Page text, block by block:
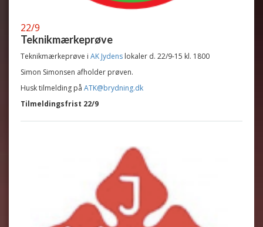
22/9
Teknikmærkeprøve
Teknikmærkeprøve i AK Jydens lokaler d. 22/9-15 kl. 1800
Simon Simonsen afholder prøven.
Husk tilmelding på ATK@brydning.dk
Tilmeldingsfrist 22/9